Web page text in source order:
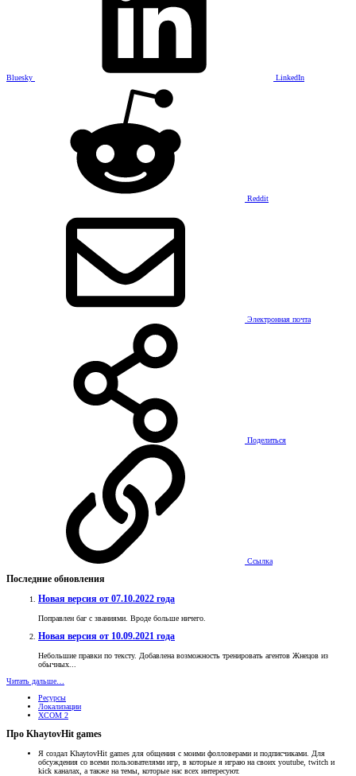
Bluesky LinkedIn
Reddit
Электронная почта
Поделиться
Ссылка
Последние обновления
Новая версия от 07.10.2022 года
Поправлен баг с званиями. Вроде больше ничего.
Новая версия от 10.09.2021 года
Небольшие правки по тексту. Добавлена возможность тренировать агентов Жнецов из
обычных...
Читать дальше…
Ресурсы
Локализации
XCOM 2
Про KhaytovHit games
Я создал KhaytovHit games для общения с моими фолловерами и подписчиками. Для
обсуждения со всеми пользователями игр, в которые я играю на своих youtube, twitch и
kick каналах, а также на темы, которые нас всех интересуют.